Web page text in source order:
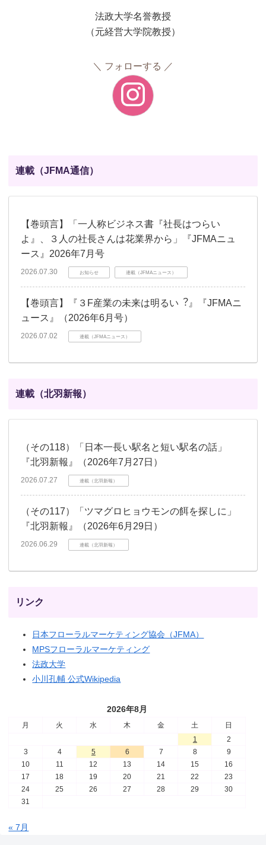
法政大学名誉教授
（元経営大学院教授）
フォローする
連載（JFMA通信）
【巻頭言】「一人称ビジネス書『社長はつらい
よ』、３人の社長さんは花業界から」『JFMAニュ
ース』2026年7月号
2026.07.30 お知らせ 連載（JFMAニュース）
【巻頭言】『３F産業の未来は明るい︖』『JFMAニ
ュース』（2026年6月号）
2026.07.02 連載（JFMAニュース）
連載（北羽新報）
（その118）「日本一長い駅名と短い駅名の話」
『北羽新報』（2026年7月27日）
2026.07.27 連載（北羽新報）
（その117）「ツマグロヒョウモンの餌を探しに」
『北羽新報』（2026年6月29日）
2026.06.29 連載（北羽新報）
リンク
日本フローラルマーケティング協会（JFMA）
MPSフローラルマーケティング
法政大学
小川孔輔 公式Wikipedia
2026年8月
月 火 水 木 金 土
日
1
2
3
4 5 6 7 8
9
10
11 12 13 14 15
16
17
18 19 20 21 22
23
24
25 26 27 28 29
30
31
« 7月